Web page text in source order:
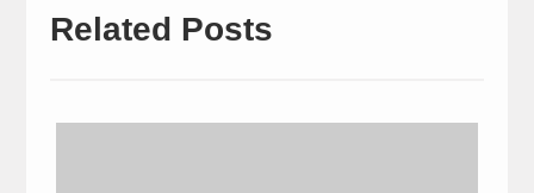
Related Posts